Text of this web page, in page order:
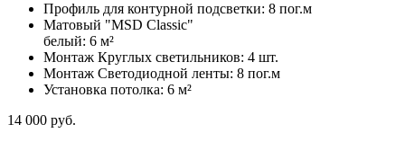
Профиль для контурной подсветки: 8 пог.м
Матовый "MSD Classic"
белый: 6 м²
Монтаж Круглых светильников: 4 шт.
Монтаж Светодиодной ленты: 8 пог.м
Установка потолка: 6 м²
14 000 руб.